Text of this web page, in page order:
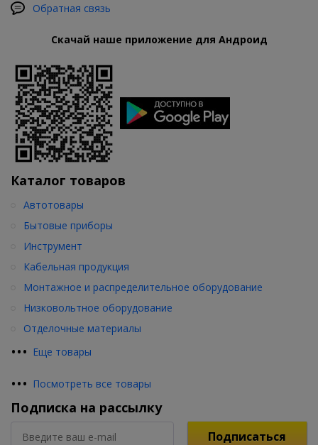
Обратная связь
Скачай наше приложение для Андроид
Каталог товаров
••• Еще товары
Автотовары
Бытовые приборы
Инструмент
Кабельная продукция
Монтажное и распределительное оборудование
Низковольтное оборудование
Отделочные материалы
••• Посмотреть все товары
Подписка на рассылку
Подписаться